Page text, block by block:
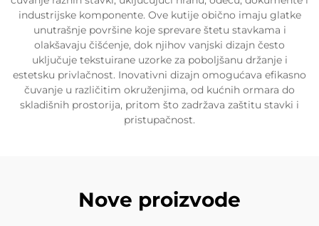
industrijske komponente. Ove kutije obično imaju glatke
unutrašnje površine koje sprevare štetu stavkama i
olakšavaju čišćenje, dok njihov vanjski dizajn često
uključuje tekstuirane uzorke za poboljšanu držanje i
estetsku privlačnost. Inovativni dizajn omogućava efikasno
čuvanje u različitim okruženjima, od kućnih ormara do
skladišnih prostorija, pritom što zadržava zaštitu stavki i
pristupačnost.
Nove proizvode